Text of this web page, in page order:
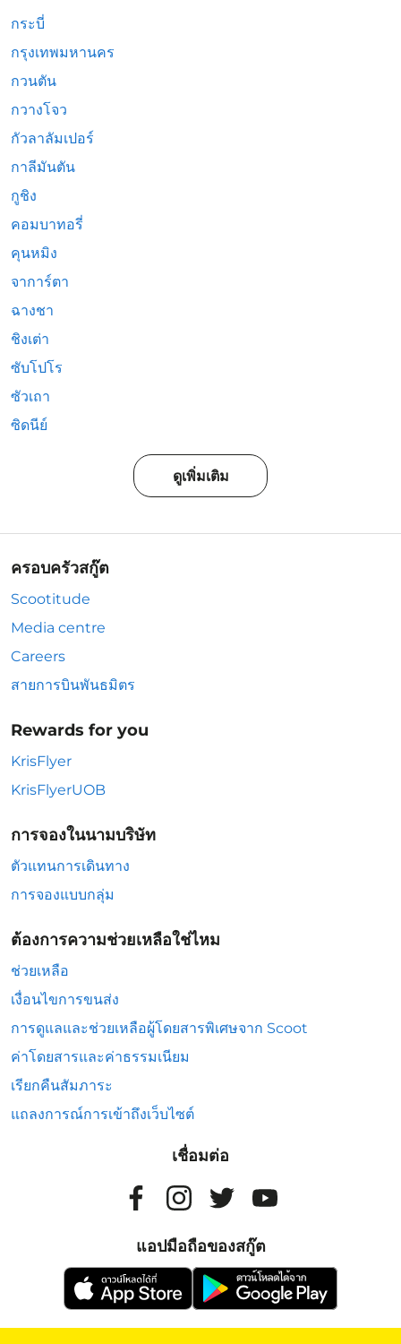
กระบี่
กรุงเทพมหานคร
กวนตัน
กวางโจว
กัวลาลัมเปอร์
กาลีมันตัน
กูชิง
คอมบาทอรี่
คุนหมิง
จาการ์ตา
ฉางชา
ชิงเต่า
ซับโปโร
ซัวเถา
ซิดนีย์
ดูเพิ่มเติม
ครอบครัวสกู๊ต
Scootitude
Media centre
Careers
สายการบินพันธมิตร
Rewards for you
KrisFlyer
KrisFlyerUOB
การจองในนามบริษัท
ตัวแทนการเดินทาง
การจองแบบกลุ่ม
ต้องการความช่วยเหลือใช่ไหม
ช่วยเหลือ
เงื่อนไขการขนส่ง
การดูแลและช่วยเหลือผู้โดยสารพิเศษจาก Scoot
ค่าโดยสารและค่าธรรมเนียม
เรียกคืนสัมภาระ
แถลงการณ์การเข้าถึงเว็บไซต์
เชื่อมต่อ
แอปมือถือของสกู๊ต